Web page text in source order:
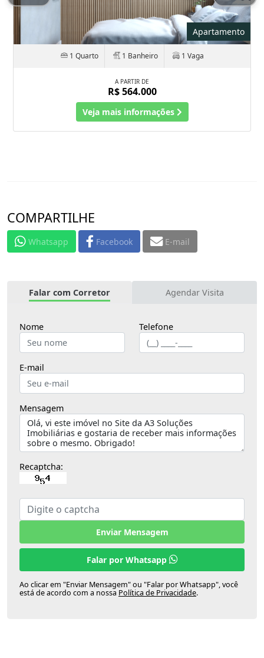
Apartamento
1 Quarto 1 Banheiro 1 Vaga
A PARTIR DE
R$ 564.000
Veja mais informações
COMPARTILHE
Whatsapp Facebook E-mail
Falar com Corretor Agendar Visita
Nome Telefone
E-mail
Mensagem
Recaptcha:
Enviar Mensagem
Falar por Whatsapp
Ao clicar em "Enviar Mensagem" ou "Falar por Whatsapp", você
está de acordo com a nossa Política de Privacidade.